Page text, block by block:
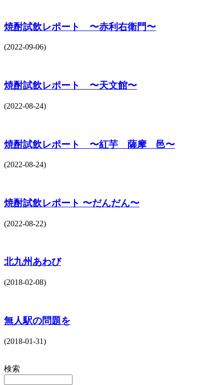
焼酎試飲レポート 〜赤利右衛門〜
(2022-09-06)
焼酎試飲レポート 〜天文館〜
(2022-08-24)
焼酎試飲レポート 〜紅芋 薩摩 邑〜
(2022-08-24)
焼酎試飲レポート 〜だんだん〜
(2022-08-22)
北九州あわび
(2018-02-08)
無人駅の問題を
(2018-01-31)
検索